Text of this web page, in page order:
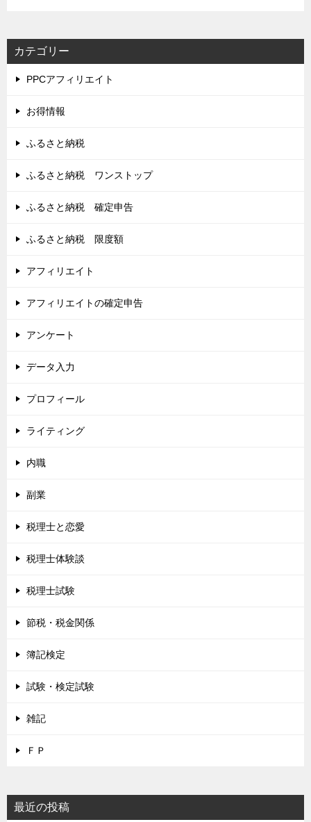
カテゴリー
PPCアフィリエイト
お得情報
ふるさと納税
ふるさと納税 ワンストップ
ふるさと納税 確定申告
ふるさと納税 限度額
アフィリエイト
アフィリエイトの確定申告
アンケート
データ入力
プロフィール
ライティング
内職
副業
税理士と恋愛
税理士体験談
税理士試験
節税・税金関係
簿記検定
試験・検定試験
雑記
ＦＰ
最近の投稿